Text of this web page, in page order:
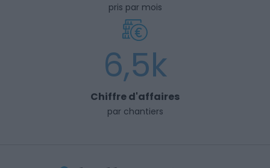
pris par mois
6,5k
Chiffre d'affaires
par chantiers